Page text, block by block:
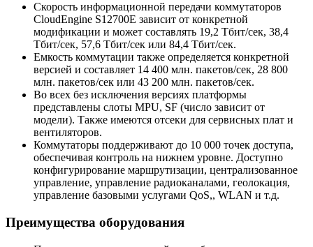
Скорость информационной передачи коммутаторов
CloudEngine S12700E зависит от конкретной
модификации и может составлять 19,2 Тбит/сек, 38,4
Тбит/сек, 57,6 Тбит/сек или 84,4 Тбит/сек.
Емкость коммутации также определяется конкретной
версией и составляет 14 400 млн. пакетов/сек, 28 800
млн. пакетов/сек или 43 200 млн. пакетов/сек.
Во всех без исключения версиях платформы
представлены слоты MPU, SF (число зависит от
модели). Также имеются отсеки для сервисных плат и
вентиляторов.
Коммутаторы поддерживают до 10 000 точек доступа,
обеспечивая контроль на нижнем уровне. Доступно
конфигурирование маршрутизации, централизованное
управление, управление радиоканалами, геолокация,
управление базовыми услугами QoS,, WLAN и т.д.
Преимущества оборудования